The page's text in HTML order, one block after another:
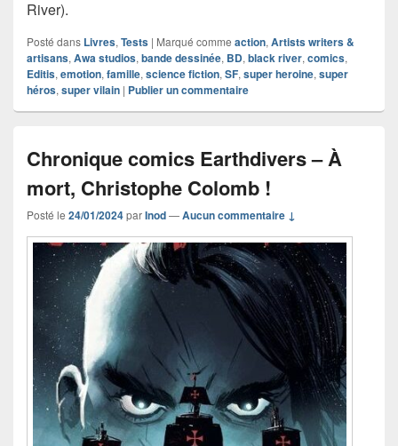
River).
Posté dans Livres, Tests | Marqué comme action, Artists writers &
artisans, Awa studios, bande dessinée, BD, black river, comics,
Editis, emotion, famille, science fiction, SF, super heroine, super
héros, super vilain | Publier un commentaire
Chronique comics Earthdivers – À
mort, Christophe Colomb !
Posté le 24/01/2024parInod—Aucun commentaire ↓